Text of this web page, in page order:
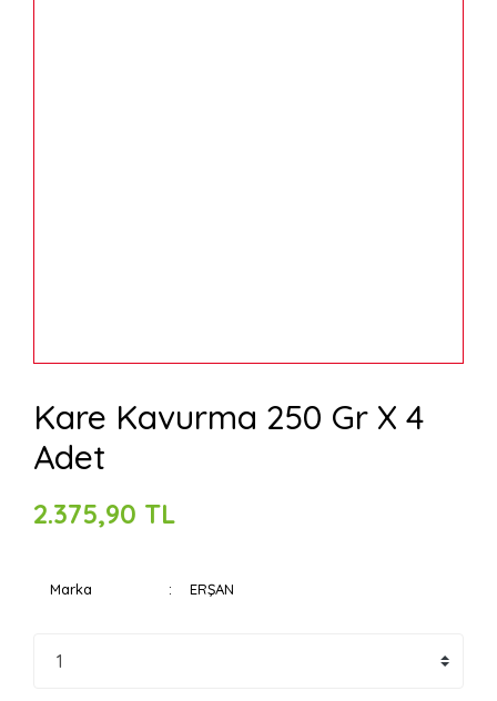
Kare Kavurma 250 Gr X 4
Adet
2.375,90 TL
Marka ERŞAN